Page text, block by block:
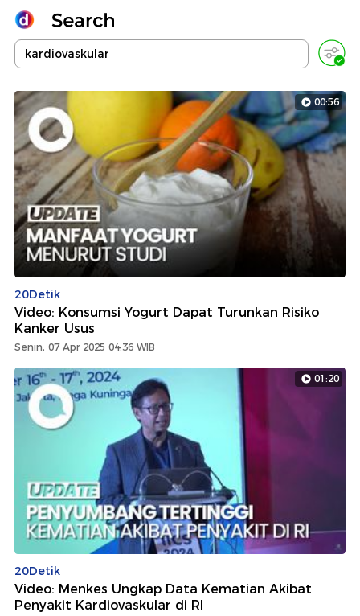
Yang sedang ramai dicari
Loading...
Promoted
Terakhir yang dicari
00:56
20Detik
Video: Konsumsi Yogurt Dapat Turunkan Risiko
Kanker Usus
Senin, 07 Apr 2025 04:36 WIB
01:20
20Detik
Video: Menkes Ungkap Data Kematian Akibat
Penyakit Kardiovaskular di RI